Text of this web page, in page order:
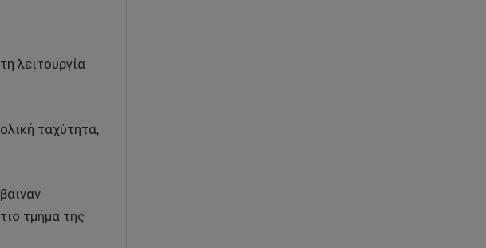
λειτουργία
ταχύτητα,
τμήμα της